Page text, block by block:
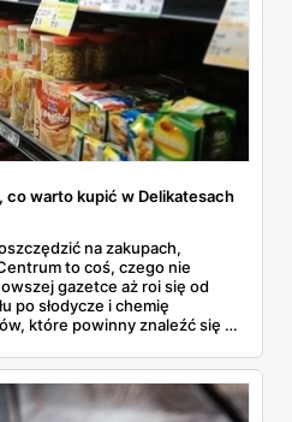
co warto kupić w Delikatesach
na zakupach,
to coś, czego nie
gazetce aż roi się od
po słodycze i chemię
które powinny znaleźć się w